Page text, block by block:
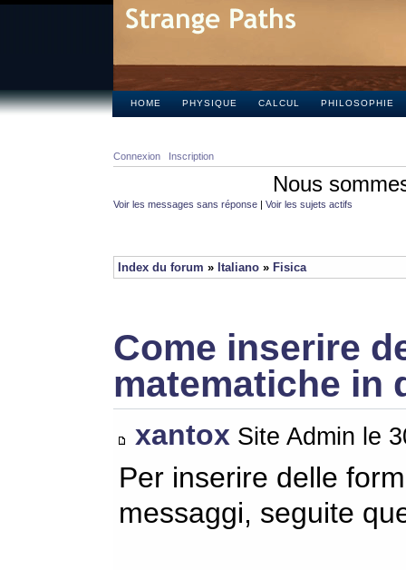
HOME PHYSIQUE CALCUL PHILOSOPHIE
Connexion Inscription
Nous
Voir les messages sans réponse | Voir les sujets actifs
Index du forum » Italiano » Fisica
Come inserire
matematiche in
xantox Site Admin le
Per inserire delle
messaggi, seguite